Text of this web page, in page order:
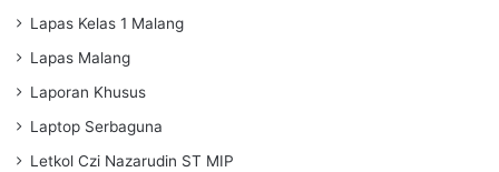
Lapas Kelas 1 Malang
Lapas Malang
Laporan Khusus
Laptop Serbaguna
Letkol Czi Nazarudin ST MIP